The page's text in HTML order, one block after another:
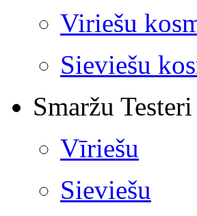
Viriešu
Sieviešu
Smaržu Testeri
Vīriešu
Sieviešu